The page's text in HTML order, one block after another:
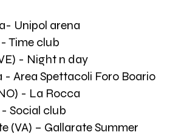
Unipol arena
Time club
- Night n day
- Area Spettacoli Foro Boario
- La Rocca
Social club
(VA) – Gallarate Summer